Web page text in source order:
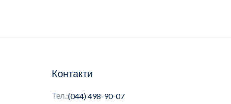
Контакти
Тел.:(044) 498-90-07